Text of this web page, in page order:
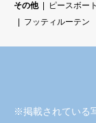
その他
ピースボー
フッティルーテン
※掲載されている